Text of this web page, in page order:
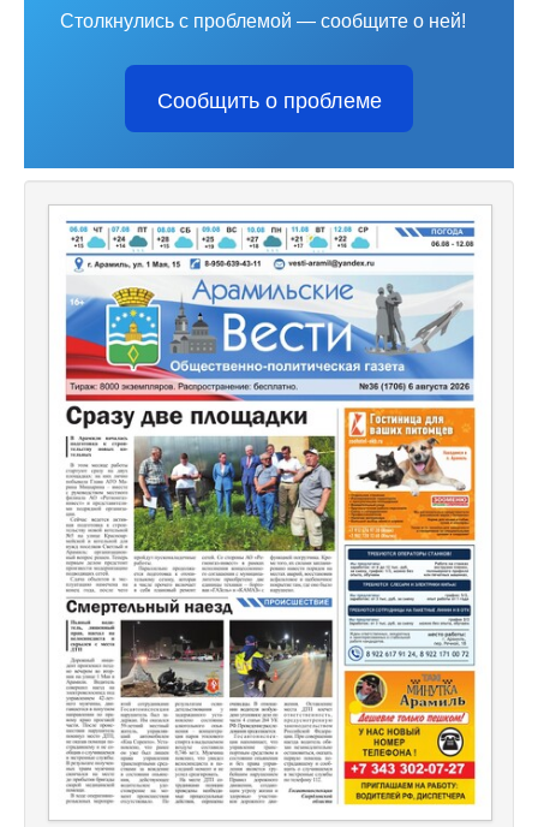
Столкнулись с проблемой — сообщите о ней!
Сообщить о проблеме